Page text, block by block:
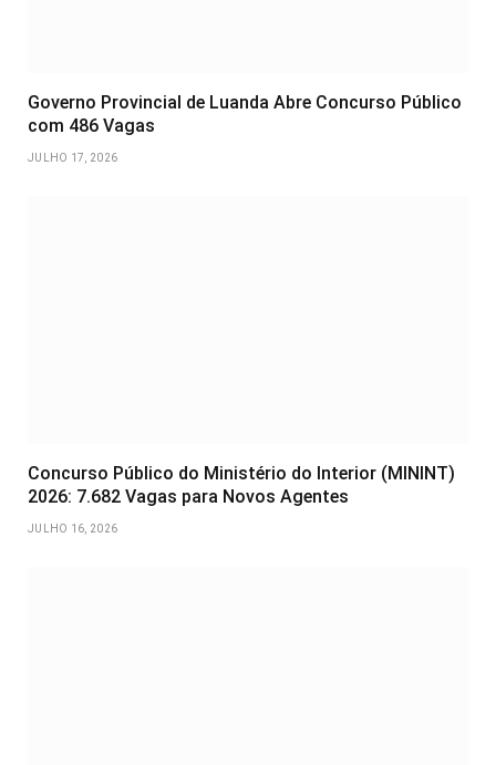
Governo Provincial de Luanda Abre Concurso Público
com 486 Vagas
JULHO 17, 2026
Concurso Público do Ministério do Interior (MININT)
2026: 7.682 Vagas para Novos Agentes
JULHO 16, 2026